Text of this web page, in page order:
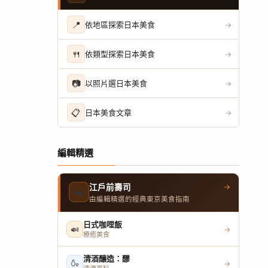
📍 依地區探索日本美食 →
🍴 依類型探索日本美食 →
📷 以照片選日本美食 →
📋 日本美食文章 →
編輯精選
🍣 江戶前壽司
由編輯精選的經典東京美食指南
→
🍛 日式咖哩飯
療癒美食
→
🍶 清酒釀造：醪 →